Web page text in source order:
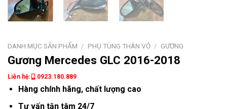
DANH MỤC SẢN PHẨM / PHỤ TÙNG THÂN VỎ / GƯƠNG
Gương Mercedes GLC 2016-2018
Liên hệ: 0923.180.889
Hàng chính hãng, chất lượng cao
Tư vấn tận tâm 24/7